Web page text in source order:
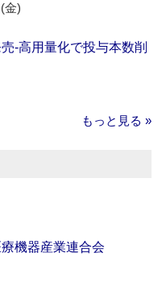
金)
‐高用量化で投与本数削
もっと見る »
機器産業連合会